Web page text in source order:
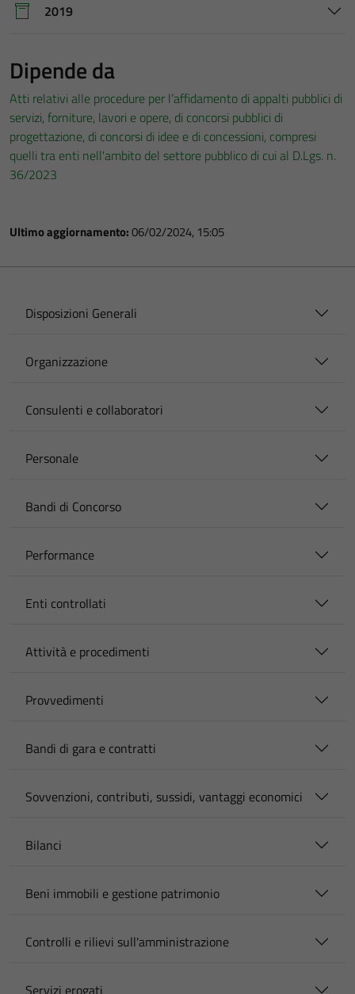
2019
Dipende da
Atti relativi alle procedure per l’affidamento di appalti pubblici di
servizi, forniture, lavori e opere, di concorsi pubblici di
progettazione, di concorsi di idee e di concessioni, compresi
quelli tra enti nell'ambito del settore pubblico di cui al D.Lgs. n.
36/2023
Ultimo aggiornamento:06/02/2024, 15:05
Disposizioni Generali
Organizzazione
Consulenti e collaboratori
Personale
Bandi di Concorso
Performance
Enti controllati
Attività e procedimenti
Provvedimenti
Bandi di gara e contratti
Sovvenzioni, contributi, sussidi, vantaggi economici
Bilanci
Beni immobili e gestione patrimonio
Controlli e rilievi sull'amministrazione
Servizi erogati